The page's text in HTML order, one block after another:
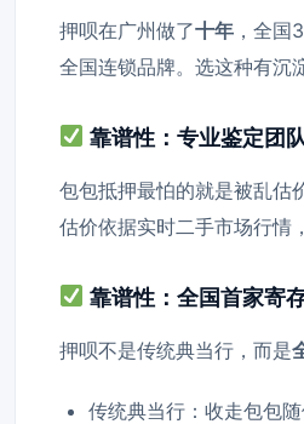
押呗在广州做了十年 ，全
全国连锁品牌。选这种有沉
靠谱性：专业鉴定团
包包抵押最怕的就是被乱估
估价依据实时二手市场行情
靠谱性：全国首家寄
押呗不是传统典当行，而是
传统典当行：收走包包